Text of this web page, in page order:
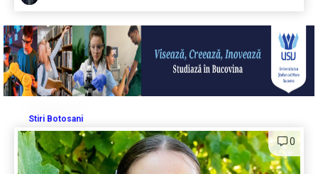
Stiri Botosani
0